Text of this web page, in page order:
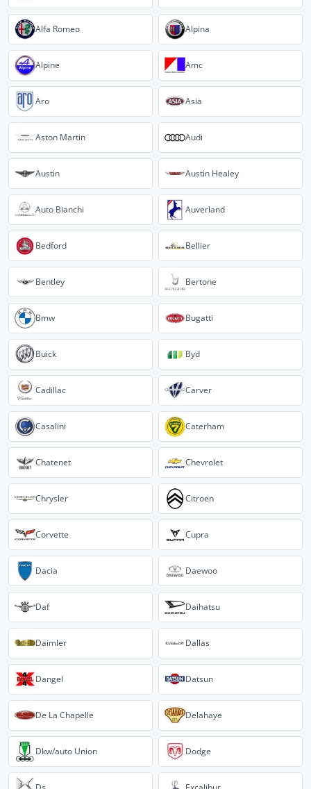
Alfa Romeo Alpina
Alpine Amc
Aro Asia
Aston Martin Audi
Austin Austin Healey
Auto Bianchi Auverland
Bedford Bellier
Bentley Bertone
Bmw Bugatti
Buick Byd
Cadillac Carver
Casalini Caterham
Chatenet Chevrolet
Chrysler Citroen
Corvette Cupra
Dacia Daewoo
Daf Daihatsu
Daimler Dallas
Dangel Datsun
De La Chapelle Delahaye
Dkw/auto Union Dodge